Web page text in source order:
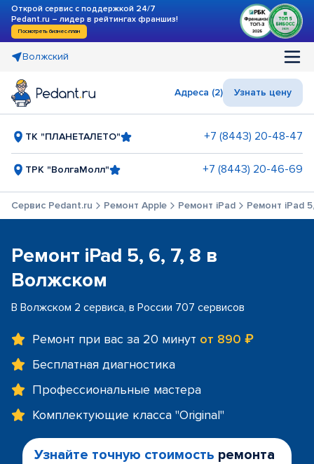
Открой сервис с поддержкой 24/7
Pedant.ru – лидер в рейтингах франшиз!
Посмотреть бизнес-план
Волжский
Адреса (2) Узнать цену
ТК "ПЛАНЕТАЛЕТО" +7 (8443) 20-48-47
ТРК "ВолгаМолл" +7 (8443) 20-46-69
Сервис Pedant.ru Ремонт Apple Ремонт iPad Ремонт iPad
Ремонт iPad 5, 6, 7, 8 в
Волжском
В Волжском 2 сервиса, в России 707 сервисов
Ремонт при вас за 20 минут от 890 ₽
Бесплатная диагностика
Профессиональные мастера
Комплектующие класса "Original"
Узнайте точную стоимость ремонта